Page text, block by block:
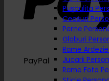
PayPal
Pusculita
Ceasuri
Perne
Globuri
Rame
Jucarii
Rame Foto